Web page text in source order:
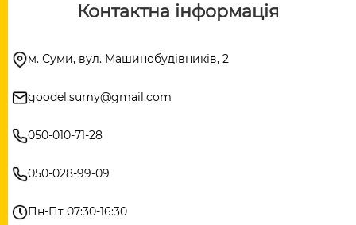
Контактна інформація
м. Суми, вул. Машинобудівників, 2
goodel.sumy@gmail.com
050-010-71-28
050-028-99-09
Пн-Пт 07:30-16:30